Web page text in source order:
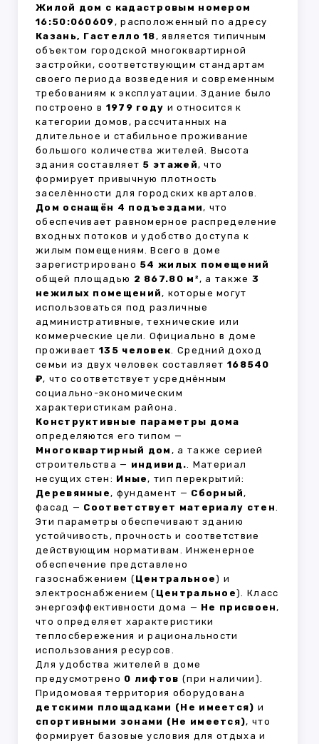
Жилой дом с кадастровым номером
16:50:060609, расположенный по адресу
Казань, Гастелло 18, является типичным
объектом городской многоквартирной
застройки, соответствующим стандартам
своего периода возведения и современным
требованиям к эксплуатации. Здание было
построено в 1979 году и относится к
категории домов, рассчитанных на
длительное и стабильное проживание
большого количества жителей. Высота
здания составляет 5 этажей, что
формирует привычную плотность
заселённости для городских кварталов.
Дом оснащён 4 подъездами, что
обеспечивает равномерное распределение
входных потоков и удобство доступа к
жилым помещениям. Всего в доме
зарегистрировано 54 жилых помещений
общей площадью 2 867.80 м², а также 3
нежилых помещений, которые могут
использоваться под различные
административные, технические или
коммерческие цели. Официально в доме
проживает 135 человек. Средний доход
семьи из двух человек составляет 168540
₽, что соответствует усреднённым
социально-экономическим
характеристикам района.
Конструктивные параметры дома
определяются его типом —
Многоквартирный дом , а также серией
строительства — индивид.. Материал
несущих стен: Иные, тип перекрытий:
Деревянные, фундамент — Сборный,
фасад — Соответствует материалу стен.
Эти параметры обеспечивают зданию
устойчивость, прочность и соответствие
действующим нормативам. Инженерное
обеспечение представлено
газоснабжением (Центральное) и
электроснабжением ( Центральное). Класс
энергоэффективности дома — Не присвоен,
что определяет характеристики
теплосбережения и рациональности
использования ресурсов.
Для удобства жителей в доме
предусмотрено 0 лифтов (при наличии).
Придомовая территория оборудована
детскими площадками (Не имеется) и
спортивными зонами (Не имеется), что
формирует базовые условия для отдыха и